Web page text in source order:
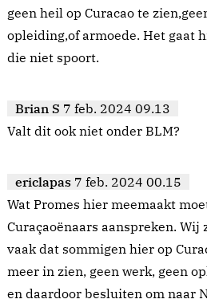
geen heil op Curacao te
opleiding,of armoede. Het gaat
die niet spoort.
Brian S 7 feb. 2024 09.13
Valt dit ook niet onder BLM?
ericlapas 7 feb. 2024 00.15
Wat Promes hier meemaakt
Curaçaoënaars aanspreken. Wij
vaak dat sommigen hier op
meer in zien, geen werk, geen
en daardoor besluiten om naar